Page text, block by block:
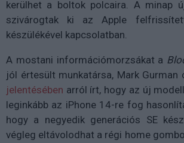
kerülhet a boltok polcaira. A minap
szivárogtak ki az Apple
készülékével kapcsolatban.
A mostani információmorzsákat a
jól értesült munkatársa, Mark Gurman
jelentésében arról írt, hogy az új
leginkább az iPhone 14-re fog
hogy a negyedik generációs SE
végleg eltávolodhat a régi home